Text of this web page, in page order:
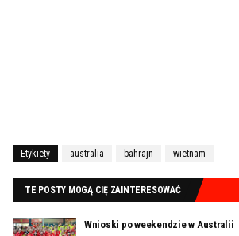
Etykiety australia bahrajn wietnam
TE POSTY MOGĄ CIĘ ZAINTERESOWAĆ
Wnioski po weekendzie w Australii